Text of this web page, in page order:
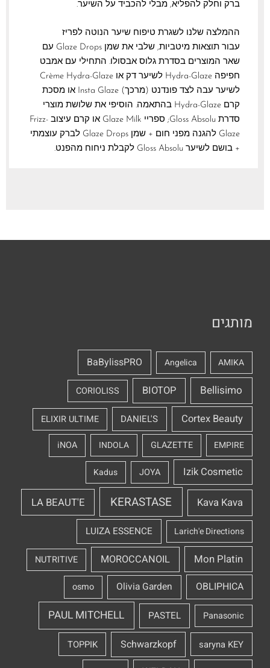
ברק וחלק להפליא, מבלי להכביד על השיער.
ההמלצה שלנו לשגרת טיפוח שיער הנוטה לפריז
עבור תוצאות מיטביות, שלבי את שמן Glaze Drops עם
שאר המוצרים בסדרת גלוס אבסולו. התחילי עם אמבט
חפיפה Hydra-Glaze לשיער דק או Crème Hydra-Glaze
לשיער עבה לצד פונדנט (מרכך) Insta Glaze או מסכת
קרם Hydra-Glaze בהתאמה. הוסיפי את שלושת מוצרי
סדרת Gloss Absolu; ספריי Glaze Milk או קרם עיצוב Frizz-
Glaze להגנה מפני חום + שמן Glaze Drops לברק עוצמתי
+ בושם לשיער Gloss Absolu לקבלת ניחוח מהפנט.
מותגים
AMIKA
Angelica
BaBylissPRO
Bellisimo
BIOTOP
CORIOLISS
Cortex Beauty
DANIEL'S
ELIXIR ULTIME
EMPIRE
GLAZETTE
INDOLA
iNOA
Izik Cosmetic
JOYA
Kadus
Kava Kava
KERASTASE
LA BEAUT'E
Larich'e Directions
LUIZA ESSENCE
Mon Platin
MOROCCANOIL
NUTRITIVE
OBLIPHICA
Olivia Garden
osmo
Panasonic
PASTEL
PAUL MITCHELL
saryna KEY
Schwarzkopf
TOPPIK